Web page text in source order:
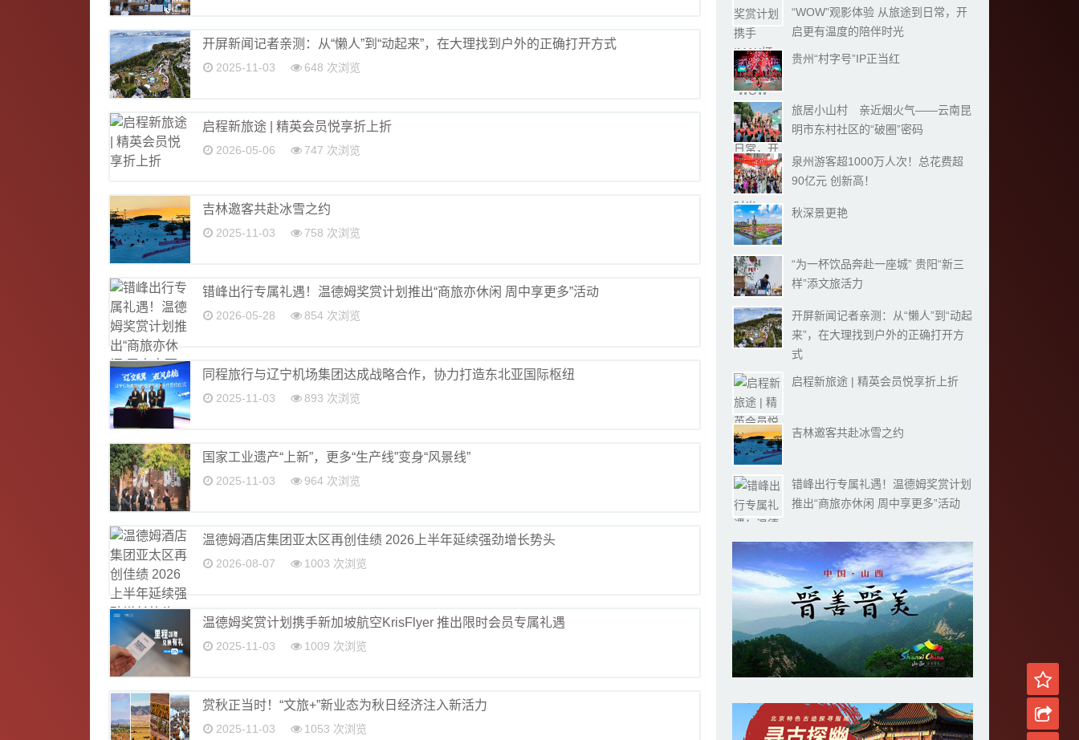
开屏新闻记者亲测：从“懒人”到“动起来”，在大理找到户外的正确打开方式
2025-11-03 648 次浏览
启程新旅途 | 精英会员悦享折上折
2026-05-06 747 次浏览
吉林邀客共赴冰雪之约
2025-11-03 758 次浏览
错峰出行专属礼遇！温德姆奖赏计划推出“商旅亦休闲 周中享更多”活动
2026-05-28 854 次浏览
同程旅行与辽宁机场集团达成战略合作，协力打造东北亚国际枢纽
2025-11-03 893 次浏览
国家工业遗产“上新”，更多“生产线”变身“风景线”
2025-11-03 964 次浏览
温德姆酒店集团亚太区再创佳绩 2026上半年延续强劲增长势头
2026-08-07 1003 次浏览
温德姆奖赏计划携手新加坡航空KrisFlyer 推出限时会员专属礼遇
2025-11-03 1009 次浏览
赏秋正当时！“文旅+”新业态为秋日经济注入新活力
2025-11-03 1053 次浏览
“WOW”观影体验 从旅途到日常，开
启更有温度的陪伴时光
贵州“村字号”IP正当红
旅居小山村 亲近烟火气——云南昆
明市东村社区的“破圈”密码
泉州游客超1000万人次！总花费超
90亿元 创新高！
秋深景更艳
“为一杯饮品奔赴一座城” 贵阳“新三
样”添文旅活力
开屏新闻记者亲测：从“懒人”到“动起
来”，在大理找到户外的正确打开方
式
启程新旅途 | 精英会员悦享折上折
吉林邀客共赴冰雪之约
错峰出行专属礼遇！温德姆奖赏计划
推出“商旅亦休闲 周中享更多”活动